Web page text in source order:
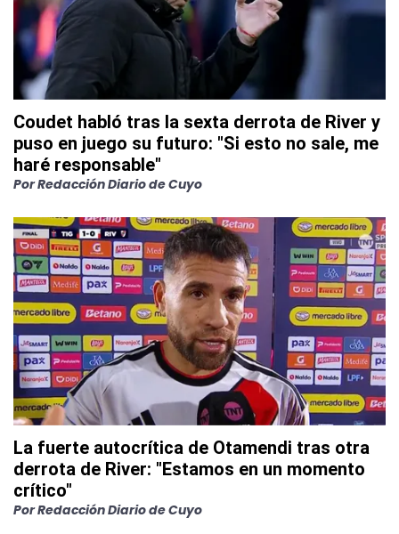
Coudet habló tras la sexta derrota de River y
puso en juego su futuro: "Si esto no sale, me
haré responsable"
PorRedacción Diario de Cuyo
La fuerte autocrítica de Otamendi tras otra
derrota de River: "Estamos en un momento
crítico"
PorRedacción Diario de Cuyo